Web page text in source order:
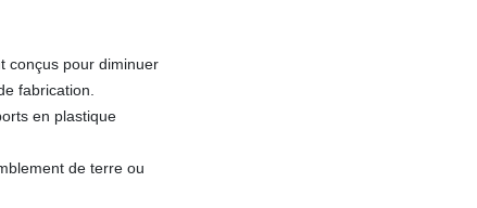
conçus pour diminuer
fabrication.
en plastique
de terre ou